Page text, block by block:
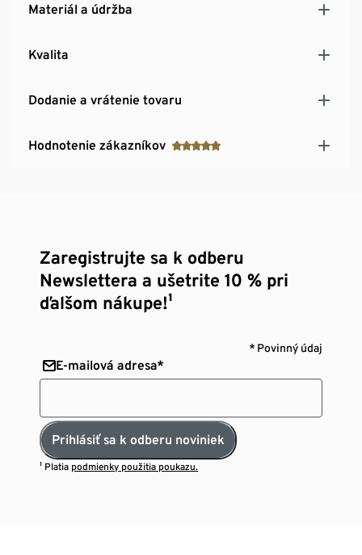
Materiál a údržba
Kvalita
Dodanie a vrátenie tovaru
Hodnotenie zákazníkov
Zaregistrujte sa k odberu
Newslettera a ušetrite 10 % pri
ďalšom nákupe!¹
* Povinný údaj
E-mailová adresa*
Prihlásiť sa k odberu noviniek
¹ Platia podmienky použitia poukazu.